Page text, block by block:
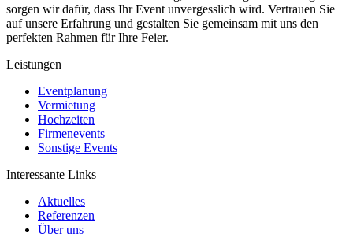
sorgen wir dafür, dass Ihr Event unvergesslich wird. Vertrauen Sie
auf unsere Erfahrung und gestalten Sie gemeinsam mit uns den
perfekten Rahmen für Ihre Feier.
Leistungen
Eventplanung
Vermietung
Hochzeiten
Firmenevents
Sonstige Events
Interessante Links
Aktuelles
Referenzen
Über uns